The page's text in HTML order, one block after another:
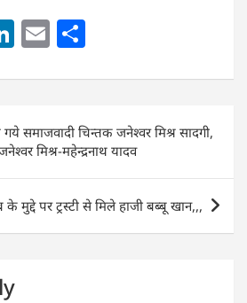
Li
k
e
dI
n
E
ai
l
ar
e
समाजवादी चिन्तक जनेश्वर मिश्र सादगी,
मिश्र-महेन्द्रनाथ यादव
के मुद्दे पर ट्रस्टी से मिले हाजी बब्बू खान,,,